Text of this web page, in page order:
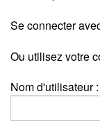
Se connecter
Ou utilisez votre
Nom d'utilisateur :